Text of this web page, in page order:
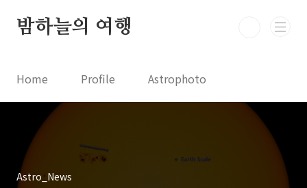
밤하늘의 여행
Home Profile Astrophoto
Astro News Astro Video
Astrophotography
Astro_News